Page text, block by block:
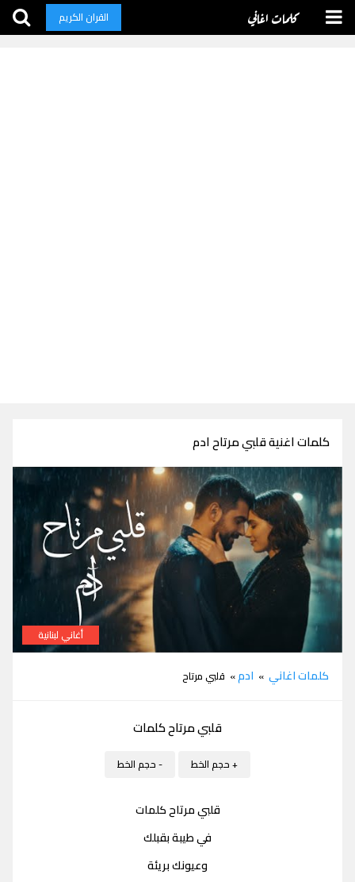
كلمات اغاني القران الكريم
كلمات اغنية قلبي مرتاح ادم
أغاني لبنانية
كلمات اغاني » ادم» قلبي مرتاح
قلبي مرتاح كلمات
+ حجم الخط - حجم الخط
قلبي مرتاح كلمات
في طيبة بقبلك
وعيونك بريئة